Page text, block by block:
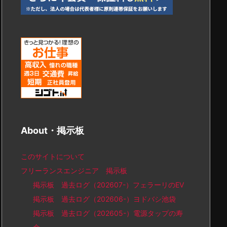
About・掲示板
このサイトについて
フリーランスエンジニア 掲示板
掲示板 過去ログ（202607-）フェラーリのEV
掲示板 過去ログ（202606-）ヨドバシ池袋
掲示板 過去ログ（202605-）電源タップの寿